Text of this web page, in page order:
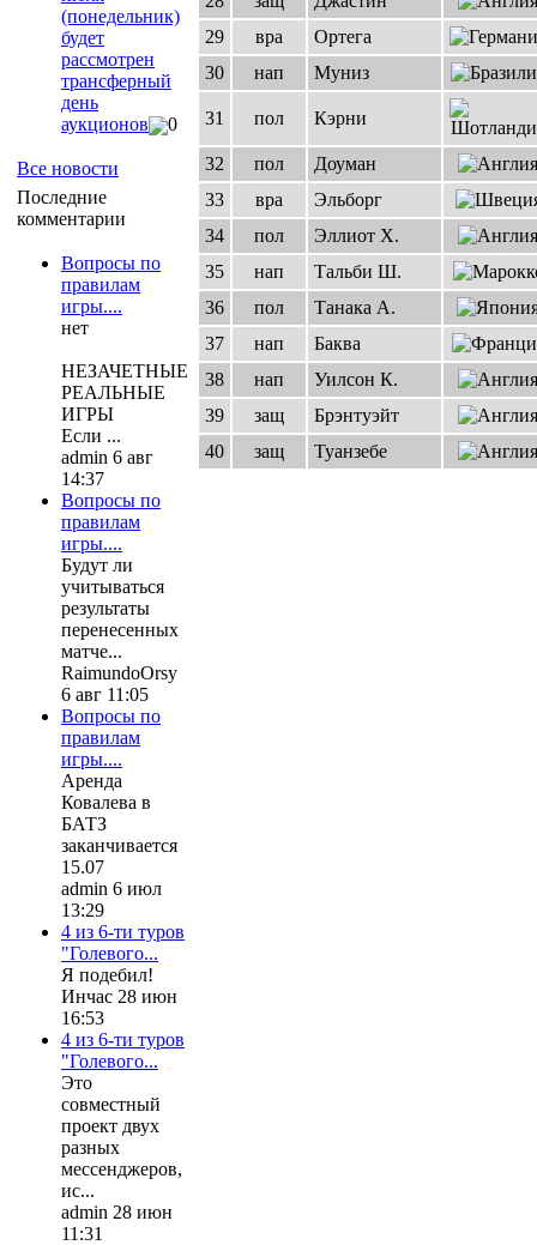
(понедельник)
будет
рассмотрен
трансферный
день
аукционов
0
Все новости
Последние
комментарии
Вопросы по
правилам
игры....
нет
НЕЗАЧЕТНЫЕ
РЕАЛЬНЫЕ
ИГРЫ
Если ...
admin 6 авг
14:37
Вопросы по
правилам
игры....
Будут ли
учитываться
результаты
перенесенных
матче...
RaimundoOrsy
6 авг 11:05
Вопросы по
правилам
игры....
Аренда
Ковалева в
БАТЗ
заканчивается
15.07
admin 6 июл
13:29
4 из 6-ти туров
"Голевого...
Я подебил!
Инчас 28 июн
16:53
4 из 6-ти туров
"Голевого...
Это
совместный
проект двух
разных
мессенджеров,
ис...
admin 28 июн
11:31
29
вра
Ортега
30
нап Муниз
31 пол Кэрни
32 пол
Доуман
33
вра
Эльборг
34
пол
Эллиот Х.
35
нап
Тальби Ш.
36
пол
Танака А.
37
нап
Баква
38
нап
Уилсон К.
39
защ
Брэнтуэйт
40
защ Туанзебе